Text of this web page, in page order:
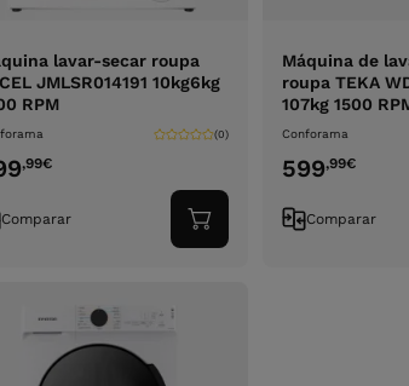
lavar-secar roupa
JMLSR014191 10kg6kg
RPM
(0)
,99€
Comparar
Adicionar
ao
Máquina de
roupa TEKA
107kg 1500
Conforama
599,99€
Comparar